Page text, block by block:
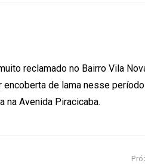
reclamado no Bairro Vila
de lama nesse
na Avenida Piracicaba.